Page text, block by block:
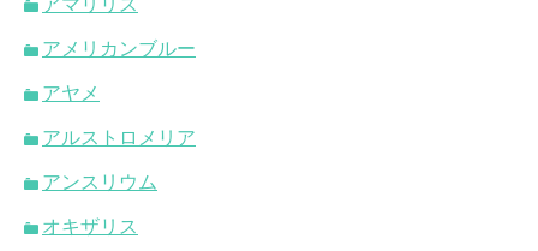
アメリカンブルー
アヤメ
アルストロメリア
アンスリウム
オキザリス